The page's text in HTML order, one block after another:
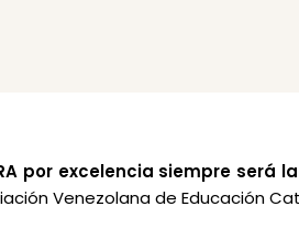
por excelencia siempre será
Venezolana de Educación